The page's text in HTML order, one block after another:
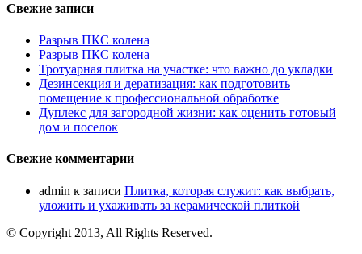
Свежие записи
Разрыв ПКС колена
Разрыв ПКС колена
Тротуарная плитка на участке: что важно до укладки
Дезинсекция и дератизация: как подготовить
помещение к профессиональной обработке
Дуплекс для загородной жизни: как оценить готовый
дом и поселок
Свежие комментарии
admin к записи Плитка, которая служит: как выбрать,
уложить и ухаживать за керамической плиткой
© Copyright 2013, All Rights Reserved.